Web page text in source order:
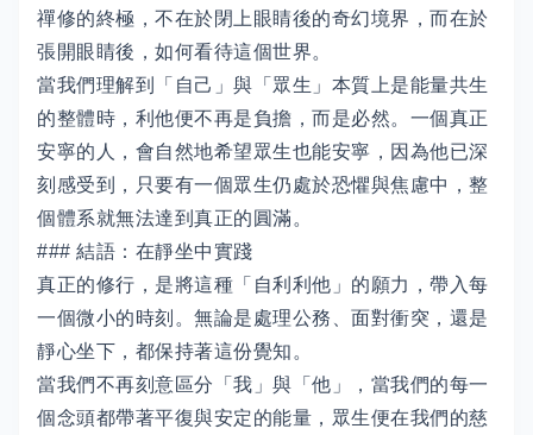
禪修的終極，不在於閉上眼睛後的奇幻境界，而在於
張開眼睛後，如何看待這個世界。
當我們理解到「自己」與「眾生」本質上是能量共生
的整體時，利他便不再是負擔，而是必然。一個真正
安寧的人，會自然地希望眾生也能安寧，因為他已深
刻感受到，只要有一個眾生仍處於恐懼與焦慮中，整
個體系就無法達到真正的圓滿。
### 結語：在靜坐中實踐
真正的修行，是將這種「自利利他」的願力，帶入每
一個微小的時刻。無論是處理公務、面對衝突，還是
靜心坐下，都保持著這份覺知。
當我們不再刻意區分「我」與「他」，當我們的每一
個念頭都帶著平復與安定的能量，眾生便在我們的慈